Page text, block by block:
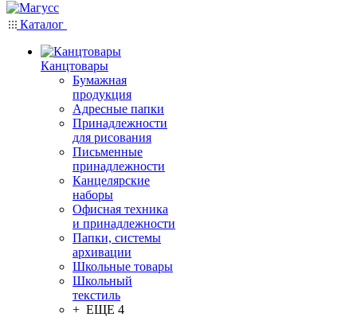
Каталог
Канцтовары
Бумажная
продукция
Адресные папки
Принадлежности
для рисования
Письменные
принадлежности
Канцелярские
наборы
Офисная техника
и принадлежности
Папки, системы
архивации
Школьные товары
Школьный
текстиль
+ ЕЩЕ 4